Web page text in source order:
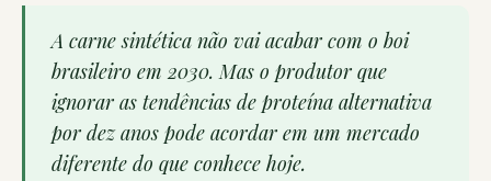
A carne sintética não vai acabar com o boi
brasileiro em 2030. Mas o produtor que
ignorar as tendências de proteína alternativa
por dez anos pode acordar em um mercado
diferente do que conhece hoje.